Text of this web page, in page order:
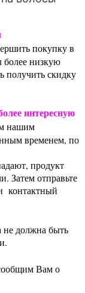
покупку в
более низкую
получить скидку
интересную
нашим
временем, по
продукт
Затем отправьте
контактный
должна быть
Вам о